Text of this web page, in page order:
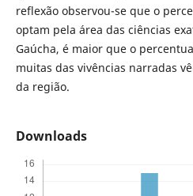
reflexão observou-se que o
optam pela área das ciências
Gaúcha, é maior que o
muitas das vivências narradas
da região.
Downloads